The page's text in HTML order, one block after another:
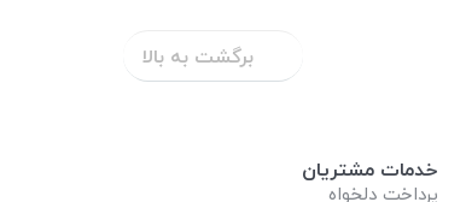
برگشت به بالا
خدمات مشتریان
پرداخت دلخواه